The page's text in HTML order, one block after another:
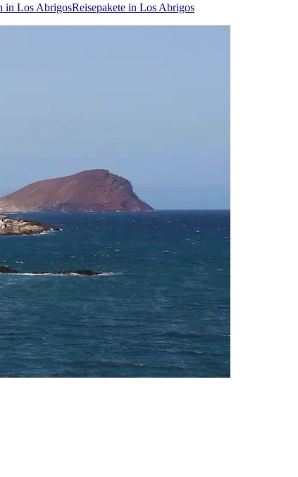
in Los AbrigosReisepakete in Los Abrigos